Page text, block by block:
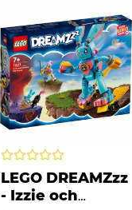
LEGO DREAMZzz
- Izzie och